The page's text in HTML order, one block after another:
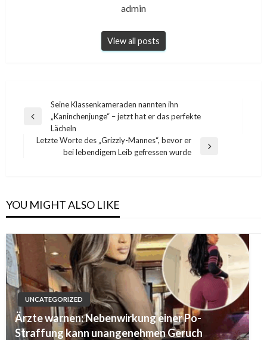
admin
View all posts
navigation
Previous
Seine Klassenkameraden nannten ihn
„Kaninchenjunge“ – jetzt hat er das perfekte
Lächeln
Letzte Worte des „Grizzly-Mannes“, bevor er
bei lebendigem Leib gefressen wurde
YOU MIGHT ALSO LIKE
UNCATEGORIZED
Ärzte warnen: Nebenwirkung einer Po-
Straffung kann unangenehmen Geruch